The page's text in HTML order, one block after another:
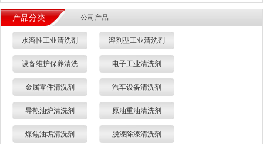
产品分类 公司产品
水溶性工业清洗剂 溶剂型工业清洗剂
设备维护保养清洗 电子工业清洗剂
金属零件清洗剂 汽车设备清洗剂
导热油炉清洗剂 原油重油清洗剂
煤焦油垢清洗剂 脱漆除漆清洗剂